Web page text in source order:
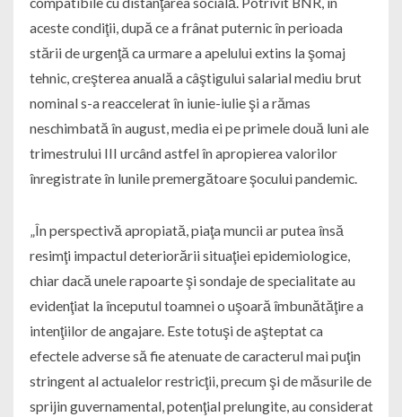
aceste condiţii, după ce a frânat puternic în perioada
stării de urgenţă ca urmare a apelului extins la şomaj
tehnic, creşterea anuală a câştigului salarial mediu brut
nominal s-a reaccelerat în iunie-iulie şi a rămas
neschimbată în august, media ei pe primele două luni ale
trimestrului III urcând astfel în apropierea valorilor
înregistrate în lunile premergătoare şocului pandemic.
„În perspectivă apropiată, piaţa muncii ar putea însă
resimţi impactul deteriorării situaţiei epidemiologice,
chiar dacă unele rapoarte şi sondaje de specialitate au
evidenţiat la începutul toamnei o uşoară îmbunătăţire a
intenţiilor de angajare. Este totuşi de aşteptat ca
efectele adverse să fie atenuate de caracterul mai puţin
stringent al actualelor restricţii, precum şi de măsurile de
sprijin guvernamental, potenţial prelungite, au considerat